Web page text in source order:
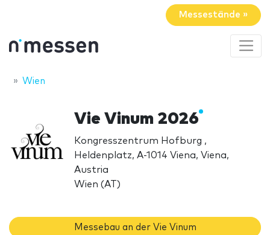
Messestände »
Wien
Vie Vinum 2026
Kongresszentrum Hofburg ,
Heldenplatz, A-1014 Viena, Viena,
Austria
Wien (AT)
Messebau an der Vie Vinum